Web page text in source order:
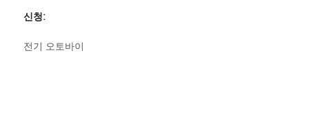
신청:
전기 오토바이